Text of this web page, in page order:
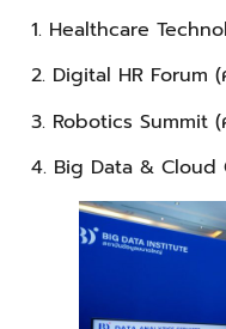
1. Healthcare
2. Digital HR Forum
3. Robotics Summit
4. Big Data & Cloud